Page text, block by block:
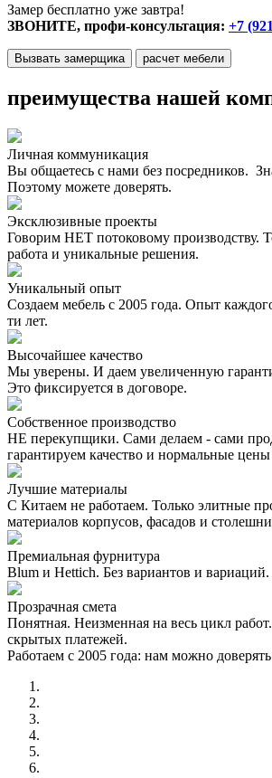
Замер бесплатно уже завтра!
ЗВОНИТЕ, профи-консультация: +7
Вызвать замерщика расчет мебели
преимущества нашей
Личная коммуникация
Вы общаетесь с нами без посредников.
Поэтому можете доверять.
Эксклюзивные проекты
Говорим НЕТ потоковому производству.
работа и уникальные решения.
Уникальный опыт
Создаем мебель с 2005 года. Опыт
ти лет.
Высочайшее качество
Мы уверены. И даем увеличенную
Это фиксируется в договоре.
Собственное производство
НЕ перекупщики. Сами делаем - сами
гарантируем качество и нормальные цены
Лучшие материалы
С Китаем не работаем. Только элитные
материалов корпусов, фасадов и
Премиальная фурнитура
Blum и Hettich. Без вариантов и вариаций.
Прозрачная смета
Понятная. Неизменная на весь цикл
скрытых платежей.
Работаем с 2005 года: нам можно